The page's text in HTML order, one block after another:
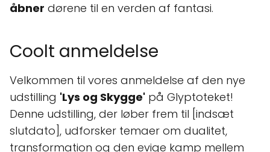
åbner dørene til en verden af fantasi.
Coolt anmeldelse
Velkommen til vores anmeldelse af den nye
udstilling 'Lys og Skygge' på Glyptoteket!
Denne udstilling, der løber frem til [indsæt
slutdato], udforsker temaer om dualitet,
transformation og den evige kamp mellem